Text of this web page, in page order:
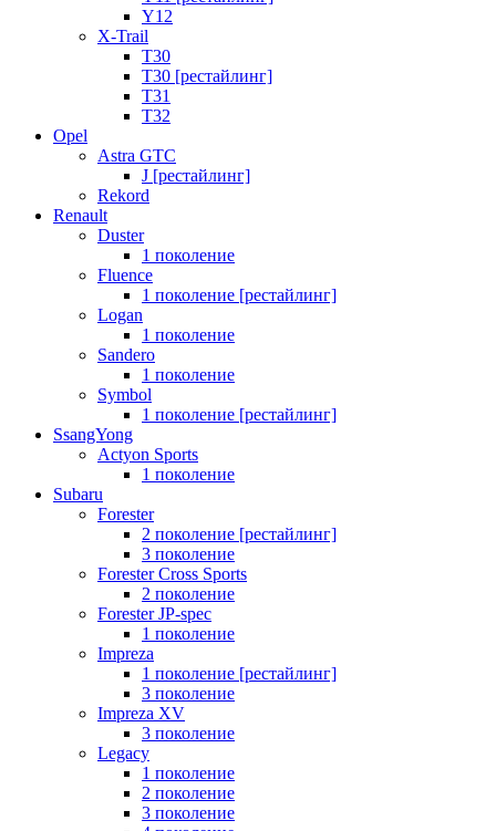
Y12
X-Trail
T30
T30 [рестайлинг]
T31
T32
Opel
Astra GTC
J [рестайлинг]
Rekord
Renault
Duster
1 поколение
Fluence
1 поколение [рестайлинг]
Logan
1 поколение
Sandero
1 поколение
Symbol
1 поколение [рестайлинг]
SsangYong
Actyon Sports
1 поколение
Subaru
Forester
2 поколение [рестайлинг]
3 поколение
Forester Cross Sports
2 поколение
Forester JP-spec
1 поколение
Impreza
1 поколение [рестайлинг]
3 поколение
Impreza XV
3 поколение
Legacy
1 поколение
2 поколение
3 поколение